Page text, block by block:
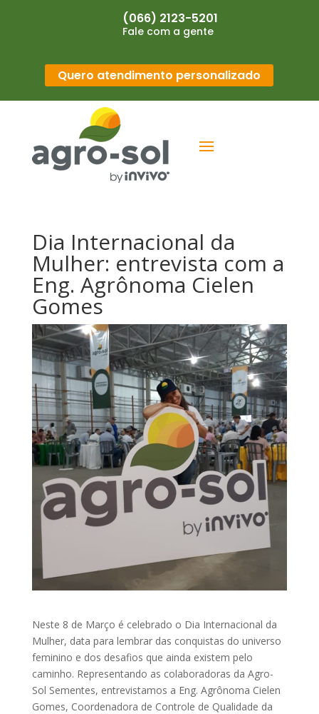
(066) 2123-5201
Fale com a gente
Quero atendimento personalizado
Dia Internacional da
Mulher: entrevista com a
Eng. Agrônoma Cielen
Gomes
Neste 8 de Março é celebrado o Dia Internacional da
Mulher, data para lembrar das conquistas do universo
feminino e dos desafios que ainda existem pelo
caminho. Representando as colaboradoras da Agro-
Sol Sementes, entrevistamos a Eng. Agrônoma Cielen
Gomes, Coordenadora de Controle de Qualidade da